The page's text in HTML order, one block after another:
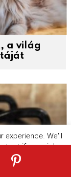
a világ
experience. We'll
out if you wish.